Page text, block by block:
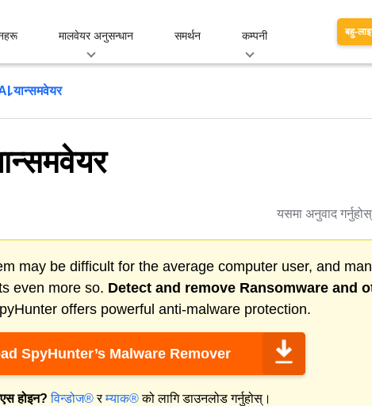
मालवेयर अनुसन्धान समर्थन कम्पनी बहु-
र्‍यान्समवेयर
यसमा अनुवाद
may be difficult for the average computer user, and
even more so. Detect and remove Ransomware and
offers powerful anti-malware protection.
SpyHunter’s Malware Remover
होइन? विन्डोज®रम्याक®को लागि डाउनलोड गर्नुहोस्।